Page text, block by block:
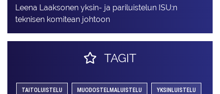
Leena Laaksonen yksin- ja pariluistelun ISU:n
teknisen komitean johtoon
TAGIT
TAITOLUISTELU MUODOSTELMALUISTELU YKSINLUISTELU